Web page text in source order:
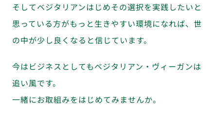
そしてベジタリアンはじめその選択を実践したいと
思っている方がもっと生きやすい環境になれば、世
の中が少し良くなると信じています。
今はビジネスとしてもベジタリアン・ヴィーガンは
追い風です。
一緒にお取組みをはじめてみませんか。